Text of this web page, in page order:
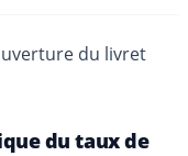
du livret
du taux de